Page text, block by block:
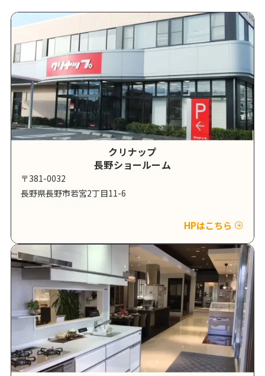
クリナップ
長野ショールーム
〒381-0032
長野県長野市若宮2丁目11-6
HPはこちら